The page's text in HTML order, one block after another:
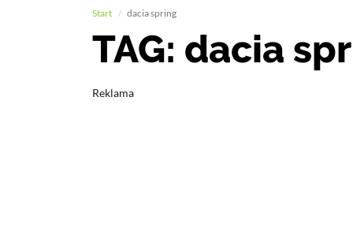
Start dacia spring
TAG: dacia
Reklama